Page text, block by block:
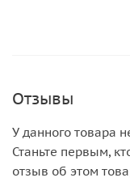
Отзывы
У данного товара
Станьте первым,
отзыв об этом